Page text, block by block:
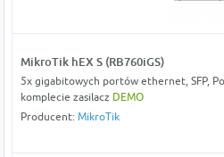
MikroTik hEX S (RB760iGS)
5x gigabitowych portów ethernet, SFP,
komplecie zasilacz DEMO
Producent: MikroTik